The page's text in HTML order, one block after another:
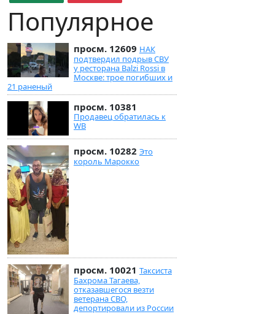
Популярное
просм. 12609 НАК
подтвердил подрыв СВУ
у ресторана Balzi Rossi в
Москве: трое погибших и
21 раненый
просм. 10381
Продавец обратилась к
WB
просм. 10282 Это
король Марокко
просм. 10021 Таксиста
Бахрома Тагаева,
отказавшегося везти
ветерана СВО,
депортировали из России